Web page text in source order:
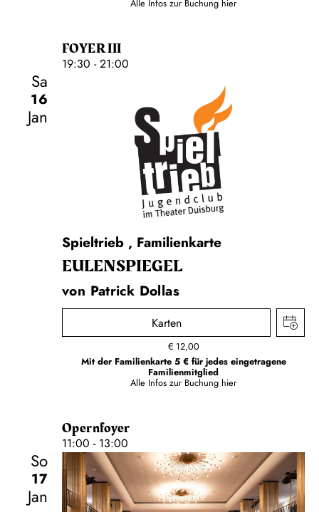
Alle Infos zur Buchung hier
FOYER III
19:30 - 21:00
Sa
16
Jan
Spieltrieb , Familienkarte
EULENSPIEGEL
von Patrick Dollas
Karten
€ 12,00
Mit der Familienkarte 5 € für jedes eingetragene
Familienmitglied
Alle Infos zur Buchung hier
Opernfoyer
11:00 - 13:00
So
17
Jan